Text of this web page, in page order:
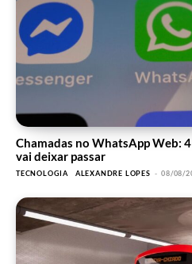
Chamadas no WhatsApp Web:
vai deixar passar
TECNOLOGIA ALEXANDRE LOPES - 08/08/